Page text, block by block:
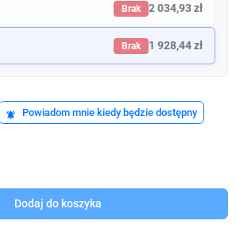
Brak 2 034,93 zł
Brak 1 928,44 zł
notifications_active Powiadom mnie kiedy będzie dostępny
Dodaj do koszyka